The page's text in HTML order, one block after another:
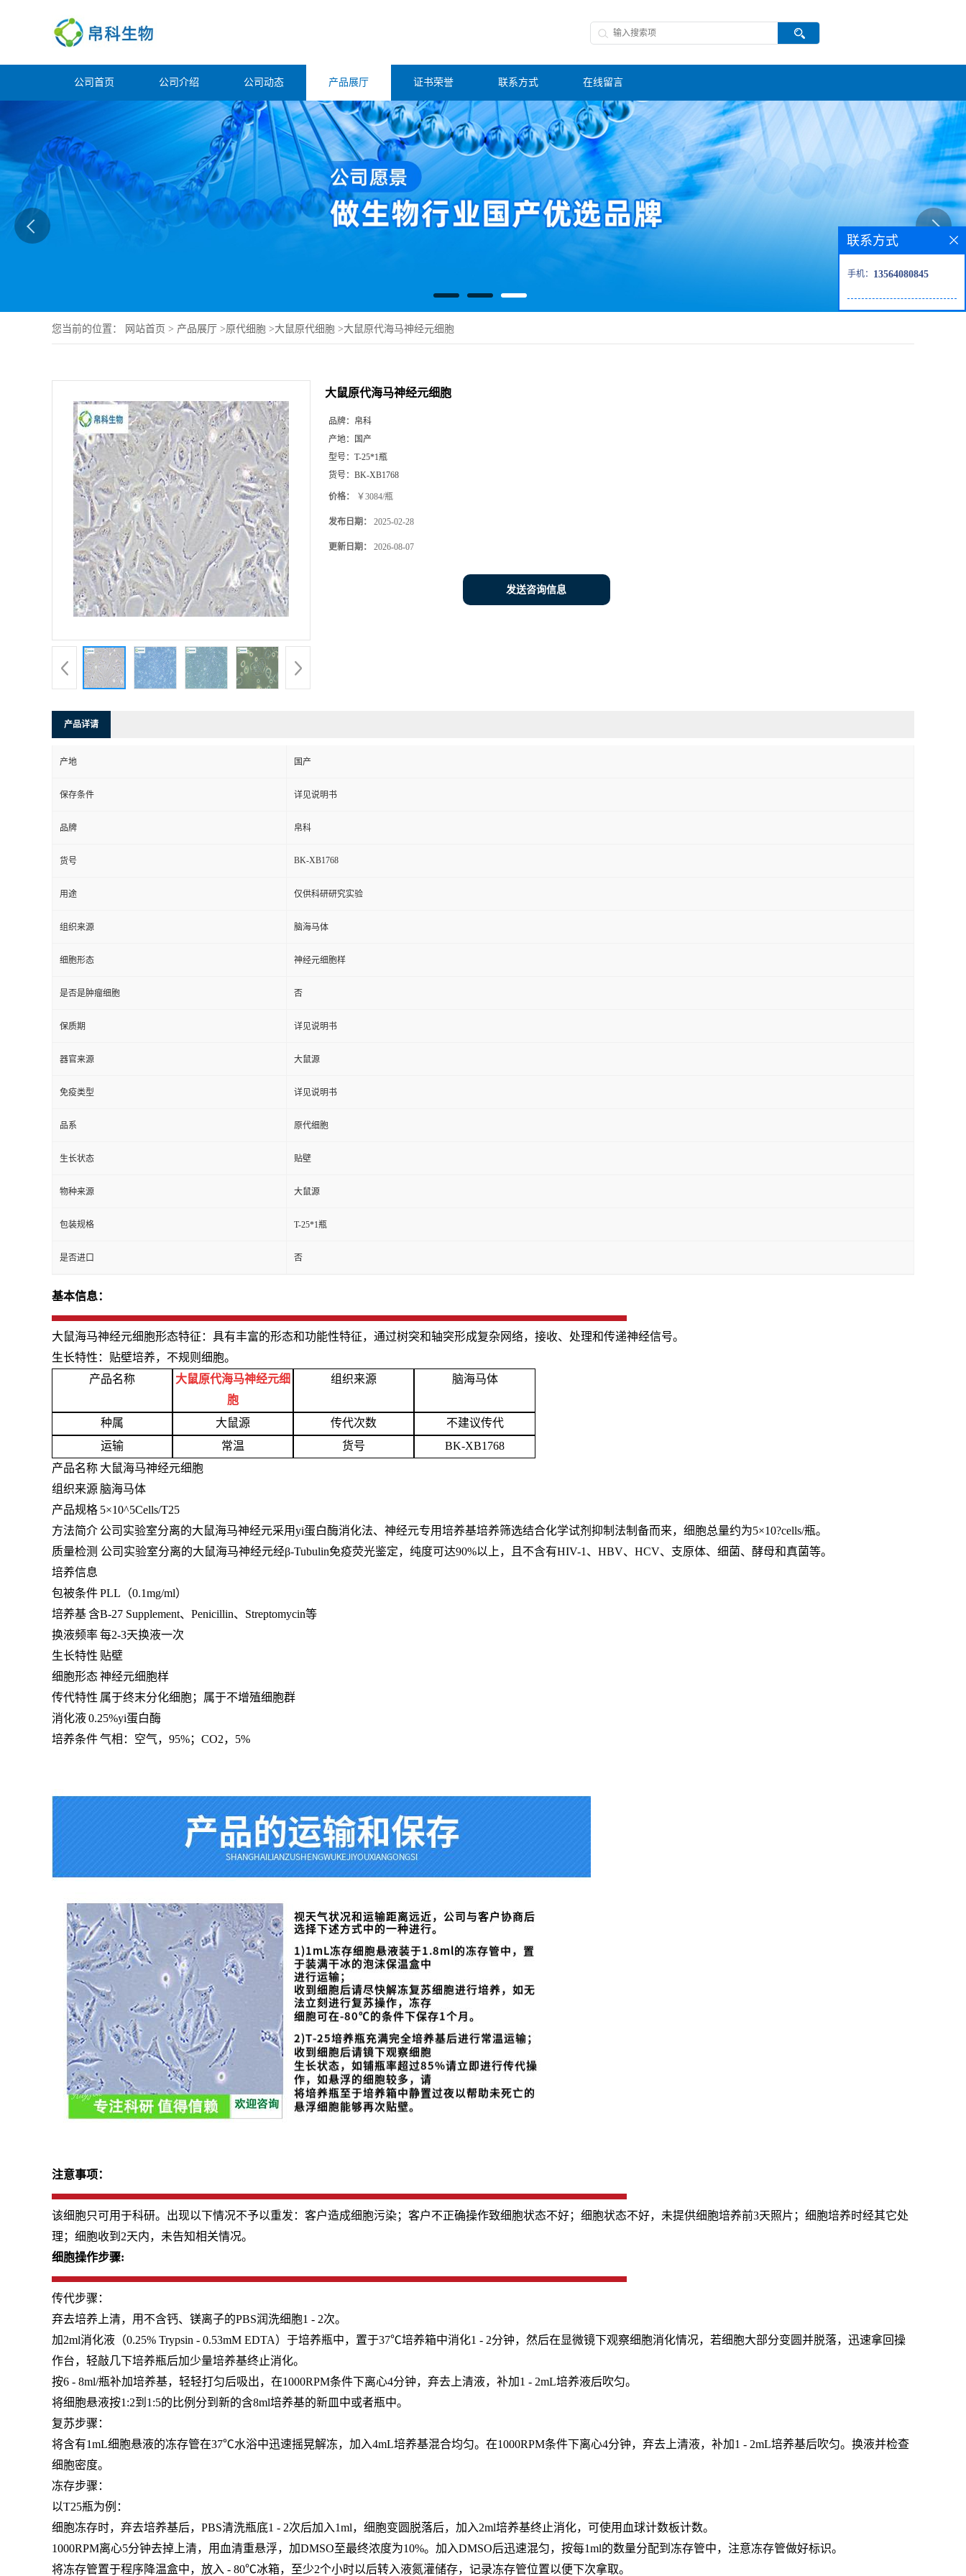
公司首页 公司介绍 公司动态 产品展厅 证书荣誉 联系方式 在线留言
您当前的位置： 网站首页 > 产品展厅 >原代细胞 >大鼠原代细胞 >大鼠原代海马神经元细胞
大鼠原代海马神经元细胞
品牌： 帛科
产地：
国产
型号： T-25*1瓶
货号： BK-XB1768
价格： ￥3084/瓶
发布日期： 2025-02-28
更新日期： 2026-08-07
发送咨询信息
产品详请
产地 国产
保存条件 详见说明书
品牌 帛科
货号 BK-XB1768
用途 仅供科研研究实验
组织来源 脑海马体
细胞形态 神经元细胞样
是否是肿瘤细胞 否
保质期 详见说明书
器官来源 大鼠源
免疫类型 详见说明书
品系 原代细胞
生长状态 贴壁
物种来源 大鼠源
包装规格 T-25*1瓶
是否进口 否
基本信息：
大鼠海马神经元细胞形态特征：具有丰富的形态和功能性特征，通过树突和轴突形成复杂网络，接收、处理和传递神经信号。
生长特性：贴壁培养，不规则细胞。
产品名称
大鼠原代海马神经元细
胞
组织来源 脑海马体
种属 大鼠源 传代次数
不建议传代
运输
常温 货号
BK-XB1768
产品名称 大鼠海马神经元细胞
组织来源 脑海马体
产品规格 5×10^5Cells/T25
方法简介 公司实验室分离的大鼠海马神经元采用yi蛋白酶消化法、神经元专用培养基培养筛选结合化学试剂抑制法制备而来，细胞总量约为5×10?cells/瓶。
质量检测 公司实验室分离的大鼠海马神经元经β-Tubulin免疫荧光鉴定，纯度可达90%以上，且不含有HIV-1、HBV、HCV、支原体、细菌、酵母和真菌等。
培养信息
包被条件PLL（0.1mg/ml）
培养基含B-27 Supplement、Penicillin、Streptomycin等
换液频率每2-3天换液一次
生长特性 贴壁
细胞形态神经元细胞样
传代特性 属于终末分化细胞；属于不增殖细胞群
消化液0.25%yi蛋白酶
培养条件气相：空气， 95%；CO2，5%
注意事项：
该细胞只可用于科研。出现以下情况不予以重发：客户造成细胞污染；客户不正确操作致细胞状态不好；细胞状态不好，未提供细胞培养前3天照片；细胞培养时经其它处
理；细胞收到2天内，未告知相关情况。
细胞操作步骤:
传代步骤：
弃去培养上清，用不含钙、镁离子的PBS润洗细胞1 - 2次。
加2ml消化液（0.25% Trypsin - 0.53mM EDTA）于培养瓶中，置于37℃培养箱中消化1 - 2分钟，然后在显微镜下观察细胞消化情况，若细胞大部分变圆并脱落，迅速拿回操
作台，轻敲几下培养瓶后加少量培养基终止消化。
按6 - 8ml/瓶补加培养基，轻轻打匀后吸出，在1000RPM条件下离心4分钟，弃去上清液，补加1 - 2mL培养液后吹匀。
将细胞悬液按1:2到1:5的比例分到新的含8ml培养基的新皿中或者瓶中。
复苏步骤：
将含有1mL细胞悬液的冻存管在37℃水浴中迅速摇晃解冻，加入4mL培养基混合均匀。在1000RPM条件下离心4分钟，弃去上清液，补加1 - 2mL培养基后吹匀。换液并检查
细胞密度。
冻存步骤：
以T25瓶为例：
细胞冻存时，弃去培养基后，PBS清洗瓶底1 - 2次后加入1ml，细胞变圆脱落后，加入2ml培养基终止消化，可使用血球计数板计数。
1000RPM离心5分钟去掉上清，用血清重悬浮，加DMSO至最终浓度为10%。加入DMSO后迅速混匀，按每1ml的数量分配到冻存管中，注意冻存管做好标识。
将冻存管置于程序降温盒中，放入 - 80℃冰箱，至少2个小时以后转入液氮灌储存，记录冻存管位置以便下次拿取。
联系方式
手机： 13564080845